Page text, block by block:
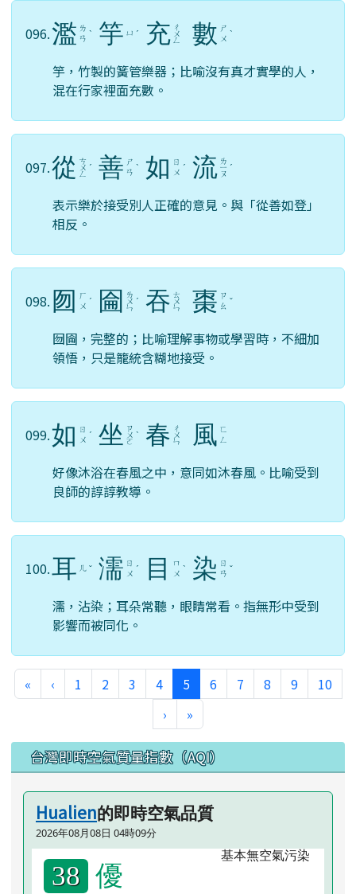
096.濫 ㄌ
ㄢ ˋ 竽 ㄩ ˊ 充 ㄔ
ㄨ
ㄥ 數 ㄕ
ㄨ ˋ
竽，竹製的簧管樂器；比喻沒有真才實學的人，
混在行家裡面充數。
097.從 ㄘ
ㄨ
ㄥ
ˊ 善 ㄕ
ㄢ ˋ 如 ㄖ
ㄨ ˊ 流 ㄌ
ㄧ
ㄡ
ˊ
表示樂於接受別人正確的意見。與「從善如登」
相反。
098. 囫
ㄏ
ㄨ ˊ 圇 ㄌ
ㄨ
ㄣ
ˊ 吞 ㄊ
ㄨ
ㄣ 棗 ㄗ
ㄠ ˇ
囫圇，完整的；比喻理解事物或學習時，不細加
領悟，只是籠統含糊地接受。
099.如 ㄖ
ㄨ ˊ 坐 ㄗ
ㄨ
ㄛ
ˋ 春 ㄔ
ㄨ
ㄣ 風 ㄈ
ㄥ
好像沐浴在春風之中，意同如沐春風。比喻受到
良師的諄諄教導。
100.耳 ㄦ ˇ 濡 ㄖ
ㄨ ˊ 目
ㄇ
ㄨ ˋ 染 ㄖ
ㄢ ˇ
濡，沾染；耳朵常聽，眼睛常看。指無形中受到
影響而被同化。
«第一頁
‹上一頁
1 2 3 4 5(目前頁次)
6 7 8 9
10
›下一頁
»最後頁
左邊區域內容
台灣即時空氣質量指數（AQI）
Hualien的即時空氣品質
2026年08月08日 04時09分
38 優